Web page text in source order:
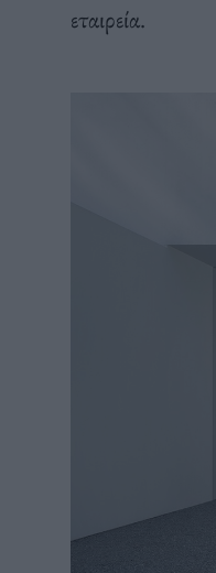
εταιρεία.